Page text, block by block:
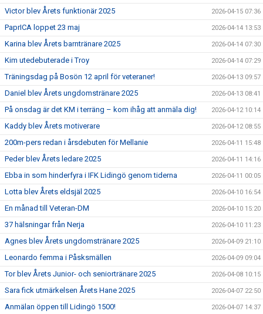
Victor blev Årets funktionär 2025 2026-04-15 07:36
PaprICA loppet 23 maj 2026-04-14 13:53
Karina blev Årets barntränare 2025 2026-04-14 07:30
Kim utedebuterade i Troy 2026-04-14 07:29
Träningsdag på Bosön 12 april för veteraner! 2026-04-13 09:57
Daniel blev Årets ungdomstränare 2025 2026-04-13 08:41
På onsdag är det KM i terräng – kom ihåg att anmäla dig! 2026-04-12 10:14
Kaddy blev Årets motiverare 2026-04-12 08:55
200m-pers redan i årsdebuten för Mellanie 2026-04-11 15:48
Peder blev Årets ledare 2025 2026-04-11 14:16
Ebba in som hinderfyra i IFK Lidingö genom tiderna 2026-04-11 00:05
Lotta blev Årets eldsjäl 2025 2026-04-10 16:54
En månad till Veteran-DM 2026-04-10 15:20
37 hälsningar från Nerja 2026-04-10 11:23
Agnes blev Årets ungdomstränare 2025 2026-04-09 21:10
Leonardo femma i Påsksmällen 2026-04-09 09:04
Tor blev Årets Junior- och seniortränare 2025 2026-04-08 10:15
Sara fick utmärkelsen Årets Hane 2025 2026-04-07 22:50
Anmälan öppen till Lidingö 1500! 2026-04-07 14:37